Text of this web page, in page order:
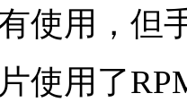
使用，但
使用了